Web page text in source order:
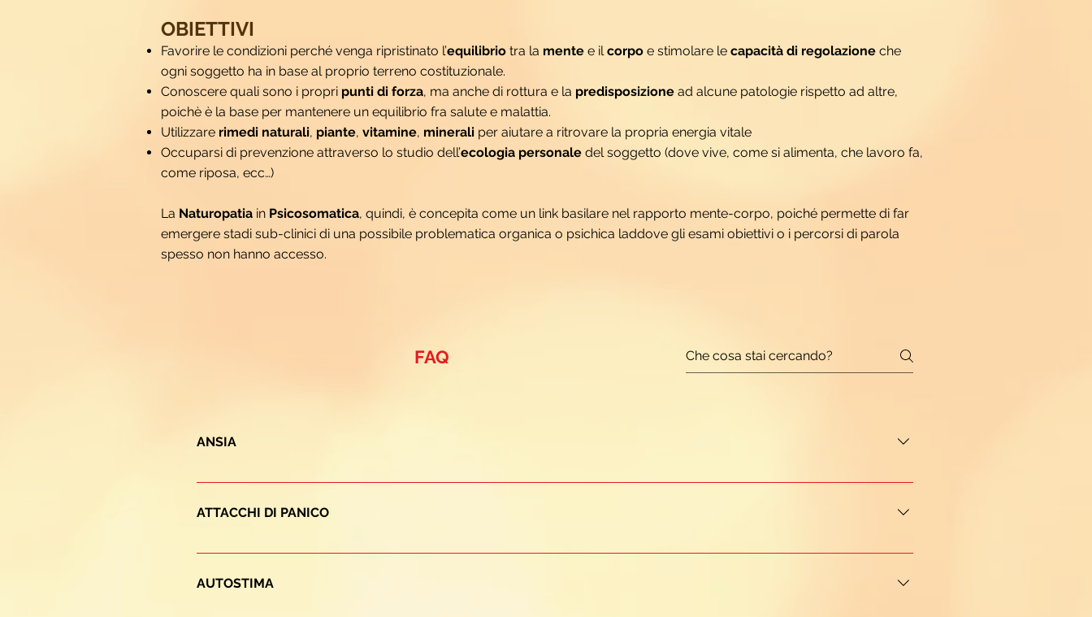
OBIETTIVI
Favorire le condizioni perché venga ripristinato l’equilibrio tra la mente e ilcorpo e stimolare le capacità di regolazione che
ogni soggetto ha in base al proprio terreno costituzionale.
Conoscere quali sono i propri punti di forza, ma anche di rottura e la predisposizione ad alcune patologie rispetto ad altre,
poichè è la base per mantenere un equilibrio fra salute e malattia.
Utilizzare rimedi naturali, piante, vitamine, minerali per aiutare a ritrovare la propria energia vitale
Occuparsi di prevenzione attraverso lo studio dell’ecologia personale del soggetto (dove vive, come si alimenta, che lavoro fa,
come riposa, ecc…)
La Naturopatia in Psicosomatica, quindi, è concepita come un link basilare nel rapporto mente-corpo, poiché permette di far
emergere stadi sub-clinici di una possibile problematica organica o psichica laddove gli esami obiettivi o i percorsi di parola
spesso non hanno accesso.
FAQ
ANSIA
L’ansia è una risorsa adattiva del nostro organismo che ci aiuta ad affrontare gli stimoli quotidiani. Se risulta eccessiva o
psicologici (emozioni come paura, preoccupazione, irritabilità e irrequietezza). L'approccio psicosomatico può risultare
ATTACCHI DI PANICO
L’attacco di panico è un evento improvviso e pervasivo che colpisce sia a livello fisico che a livello psichico. Si può
Da un punto di vista psicosomatico, può essere molto utile affrontare questo sintomo con un approccio in grado di
AUTOSTIMA